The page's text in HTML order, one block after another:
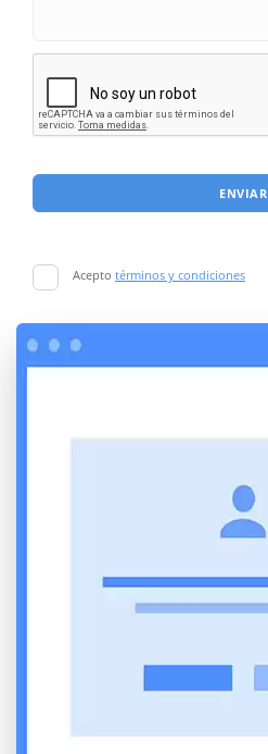
ENVIAR
Acepto términos y condiciones